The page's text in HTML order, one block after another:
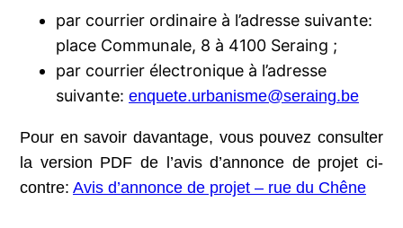
par courrier ordinaire à l’adresse suivante:
place Communale, 8 à 4100 Seraing ;
par courrier électronique à l’adresse
suivante: enquete.urbanisme@seraing.be
Pour en savoir davantage, vous pouvez consulter
la version PDF de l’avis d’annonce de projet ci-
contre: Avis d’annonce de projet – rue du Chêne